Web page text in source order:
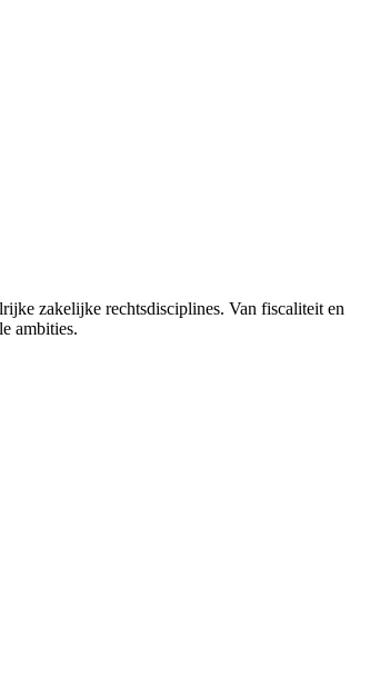
zakelijke rechtsdisciplines. Van fiscaliteit en
ambities.